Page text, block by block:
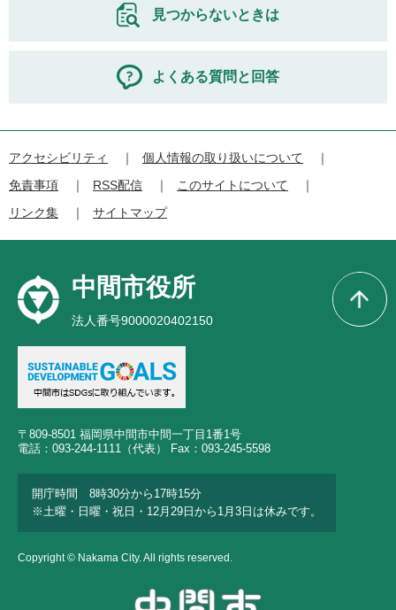
見つからないときは
よくある質問と回答
アクセシビリティ
個人情報の取り扱いについて
免責事項
RSS配信
このサイトについて
リンク集
サイトマップ
中間市役所
法人番号9000020402150
〒809-8501 福岡県中間市中間一丁目1番1号
電話：093-244-1111（代表） Fax：093-245-5598
開庁時間 8時30分から17時15分
※土曜・日曜・祝日・12月29日から1月3日は休みです。
Copyright © Nakama City. All rights reserved.